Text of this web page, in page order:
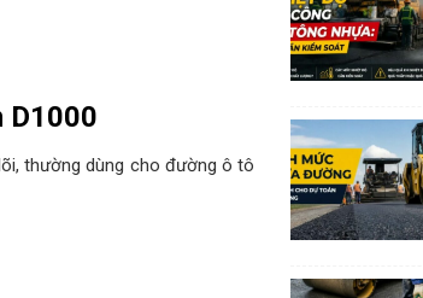
D1000
thường dùng cho đường ô tô